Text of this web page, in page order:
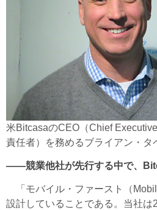
米BitcasaのCEO（Chief
責任者）を務めるブライアン・タ
――競業他社が先行する中で、
「モバイル・ファースト（
設計していることである。当社は